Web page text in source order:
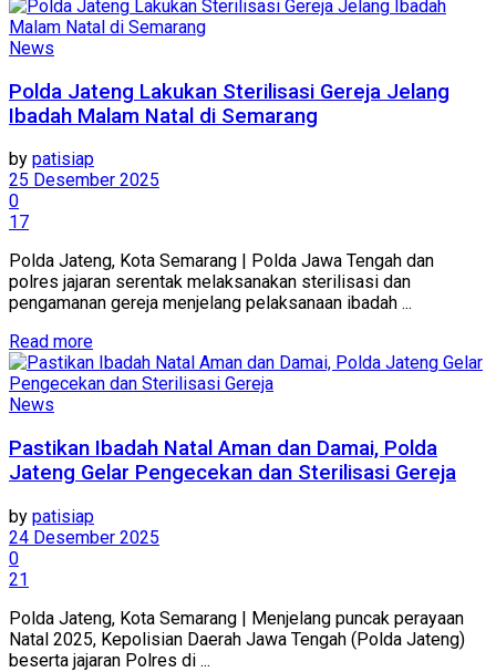
News
Polda Jateng Lakukan Sterilisasi Gereja Jelang
Ibadah Malam Natal di Semarang
by patisiap
25 Desember 2025
0
17
Polda Jateng, Kota Semarang | Polda Jawa Tengah dan
polres jajaran serentak melaksanakan sterilisasi dan
pengamanan gereja menjelang pelaksanaan ibadah ...
Read moreDetails
News
Pastikan Ibadah Natal Aman dan Damai, Polda
Jateng Gelar Pengecekan dan Sterilisasi Gereja
by patisiap
24 Desember 2025
0
21
Polda Jateng, Kota Semarang | Menjelang puncak perayaan
Natal 2025, Kepolisian Daerah Jawa Tengah (Polda Jateng)
beserta jajaran Polres di ...